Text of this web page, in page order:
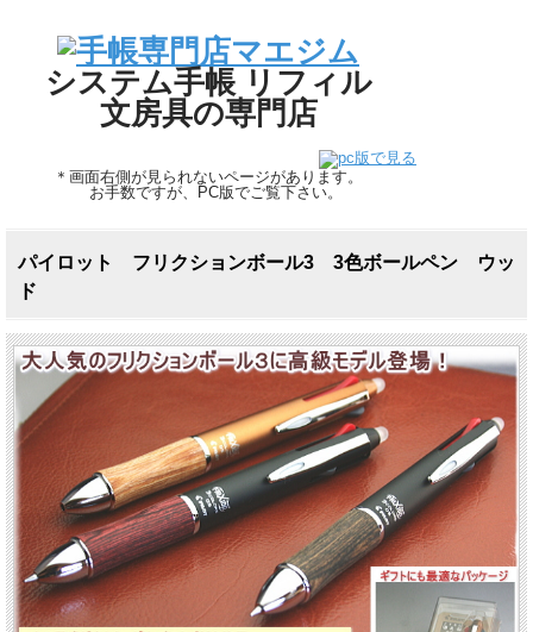
システム手帳 リフィル
文房具の専門店
＊画面右側が見られないページがあります。
お手数ですが、PC版でご覧下さい。
パイロット フリクションボール3 3色ボールペン ウッ
ド